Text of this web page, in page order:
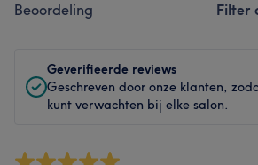
Beoordeling Filter
Geverifieerde reviews
Geschreven door onze klanten,
kunt verwachten bij elke salon.